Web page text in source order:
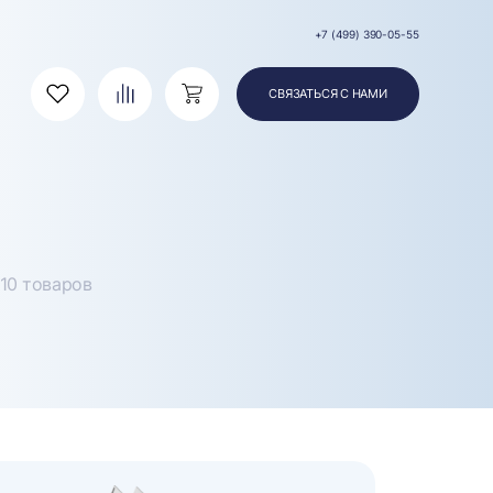
+7 (499) 390-05-55
Избранное СравнениеКорзина СВЯЗАТЬСЯ С НАМИ
10 товаров